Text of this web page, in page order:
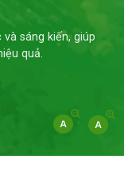
sáng kiến, giúp
quả.